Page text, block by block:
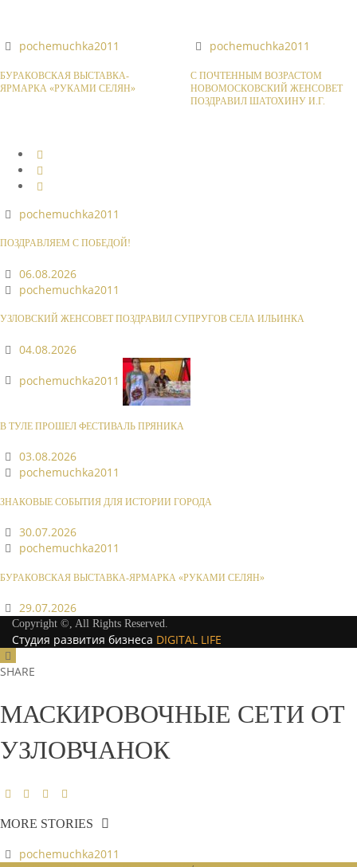
pochemuchka2011
БУРАКОВСКАЯ ВЫСТАВКА-
ЯРМАРКА «РУКАМИ СЕЛЯН»
pochemuchka2011
С ПОЧТЕННЫМ ВОЗРАСТОМ
НОВОМОСКОВСКИЙ ЖЕНСОВЕТ
ПОЗДРАВИЛ ШАТОХИНУ И.Г.
pochemuchka2011
ПОЗДРАВЛЯЕМ С ПОБЕДОЙ!
06.08.2026
pochemuchka2011
УЗЛОВСКИЙ ЖЕНСОВЕТ ПОЗДРАВИЛ СУПРУГОВ СЕЛА ИЛЬИНКА
04.08.2026
pochemuchka2011
В ТУЛЕ ПРОШЕЛ ФЕСТИВАЛЬ ПРЯНИКА
03.08.2026
pochemuchka2011
ЗНАКОВЫЕ СОБЫТИЯ ДЛЯ ИСТОРИИ ГОРОДА
30.07.2026
pochemuchka2011
БУРАКОВСКАЯ ВЫСТАВКА-ЯРМАРКА «РУКАМИ СЕЛЯН»
29.07.2026
Copyright ©, All Rights Reserved.
Студия развития бизнеса DIGITAL LIFE
SHARE
МАСКИРОВОЧНЫЕ СЕТИ ОТ
УЗЛОВЧАНОК
MORE STORIES
pochemuchka2011